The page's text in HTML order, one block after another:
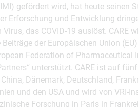
gefördert wird, hat heute seinen
Erforschung und Entwicklung
Virus, das COVID‑19 auslöst.
der Europäischen Union
Federation of
unterstützt. CARE ist auf
Dänemark, Deutsch­land,
und den USA und wird von
Forschung in Paris in